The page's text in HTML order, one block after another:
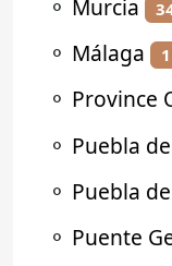
⚬ Murcia
⚬ Málaga 1
⚬ Province
⚬ Puebla
⚬ Puebla
⚬ Puente